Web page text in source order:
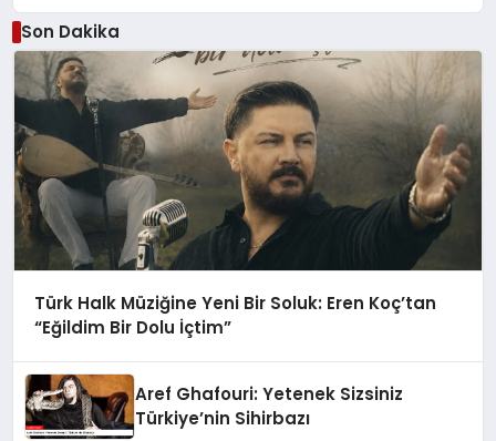
Son Dakika
Türk Halk Müziğine Yeni Bir Soluk: Eren Koç’tan
“Eğildim Bir Dolu İçtim”
Aref Ghafouri: Yetenek Sizsiniz
Türkiye’nin Sihirbazı